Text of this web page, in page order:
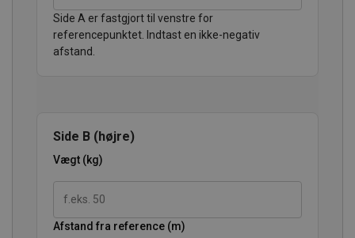
Side A er fastgjort til venstre for
referencepunktet. Indtast en ikke-negativ
afstand.
Side B (højre)
Vægt (kg)
Afstand fra reference (m)